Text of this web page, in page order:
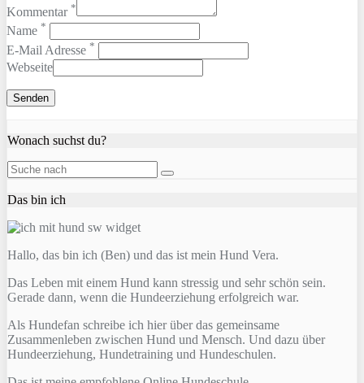
Kommentar *
Name *
E-Mail Adresse *
Webseite
Wonach suchst du?
Das bin ich
Hallo, das bin ich (Ben) und das ist mein Hund Vera.
Das Leben mit einem Hund kann stressig und sehr schön sein.
Gerade dann, wenn die Hundeerziehung erfolgreich war.
Als Hundefan schreibe ich hier über das gemeinsame
Zusammenleben zwischen Hund und Mensch. Und dazu über
Hundeerziehung, Hundetraining und Hundeschulen.